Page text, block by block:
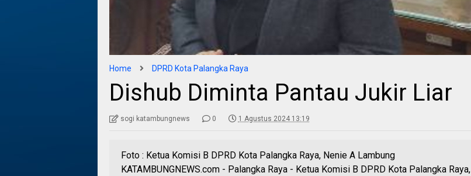
Home DPRD Kota Palangka Raya
Dishub Diminta Pantau Jukir Liar
sogi katambungnews 0 1 Agustus 2024 13:19
Foto : Ketua Komisi B DPRD Kota Palangka Raya, Nenie A Lambung
KATAMBUNGNEWS.com - Palangka Raya - Ketua Komisi B DPRD Kota Palangka Raya,